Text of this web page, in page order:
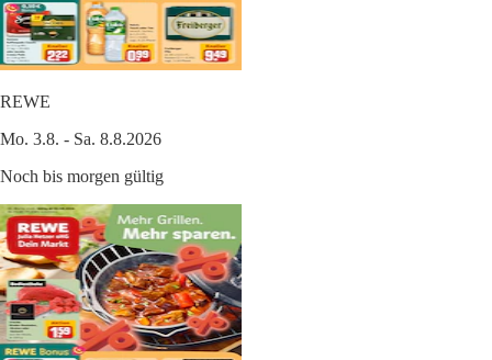
REWE
Mo. 3.8. - Sa. 8.8.2026
Noch bis morgen gültig